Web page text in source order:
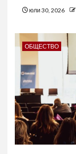
юли 30, 2026
ОБЩЕСТВО